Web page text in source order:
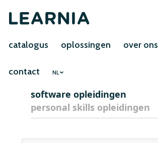
catalogus oplossingen over ons
contact NL
software opleidingen
personal skills opleidingen